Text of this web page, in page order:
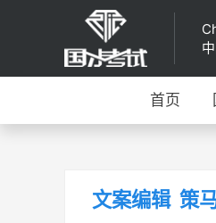
首页
文案编辑 策